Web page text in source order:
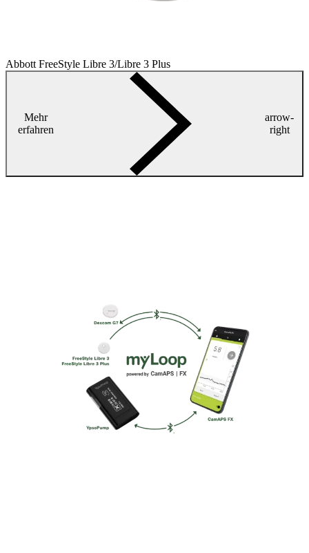
Abbott FreeStyle Libre 3/Libre 3 Plus
Mehr
erfahren
arrow-
right